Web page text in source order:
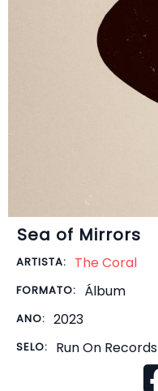
Sea of Mirrors
ARTISTA: The Coral
FORMATO: Álbum
ANO: 2023
SELO: Run On Records